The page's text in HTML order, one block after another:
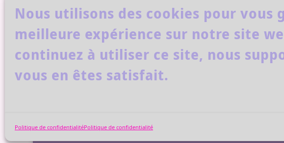
Nous utilisons des cookies pour vous
meilleure expérience sur notre site
continuez à utiliser ce site, nous
vous en êtes satisfait.
Politique de confidentialitéPolitique de confidentialité
l’année énergétique débute toujours le 4 février.